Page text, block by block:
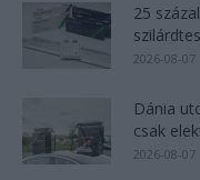
25
2026-08-07
Dánia
csak
2026-08-07